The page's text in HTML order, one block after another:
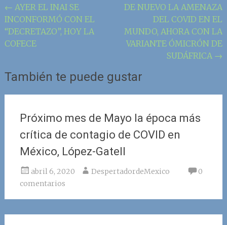
Navegación
de
la
← AYER EL INAI SE
INCONFORMÓ CON EL
“DECRETAZO”, HOY LA
COFECE
DE NUEVO LA AMENAZA
DEL COVID EN EL
MUNDO, AHORA CON LA
VARIANTE ÓMICRÓN DE
SUDÁFRICA →
También te puede gustar
Próximo mes de Mayo la época más
crítica de contagio de COVID en
México, López-Gatell
abril 6, 2020 DespertadordeMexico
0
comentarios